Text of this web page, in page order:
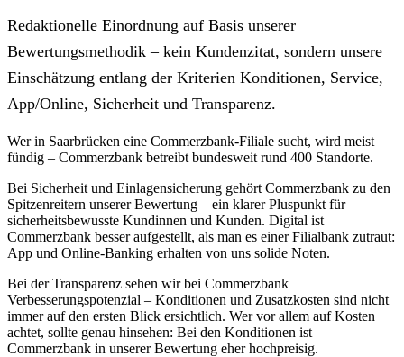
Redaktionelle Einordnung auf Basis unserer
Bewertungsmethodik – kein Kundenzitat, sondern unsere
Einschätzung entlang der Kriterien Konditionen, Service,
App/Online, Sicherheit und Transparenz.
Wer in Saarbrücken eine Commerzbank-Filiale sucht, wird meist
fündig – Commerzbank betreibt bundesweit rund 400 Standorte.
Bei Sicherheit und Einlagensicherung gehört Commerzbank zu den
Spitzenreitern unserer Bewertung – ein klarer Pluspunkt für
sicherheitsbewusste Kundinnen und Kunden. Digital ist
Commerzbank besser aufgestellt, als man es einer Filialbank zutraut:
App und Online-Banking erhalten von uns solide Noten.
Bei der Transparenz sehen wir bei Commerzbank
Verbesserungspotenzial – Konditionen und Zusatzkosten sind nicht
immer auf den ersten Blick ersichtlich. Wer vor allem auf Kosten
achtet, sollte genau hinsehen: Bei den Konditionen ist
Commerzbank in unserer Bewertung eher hochpreisig.